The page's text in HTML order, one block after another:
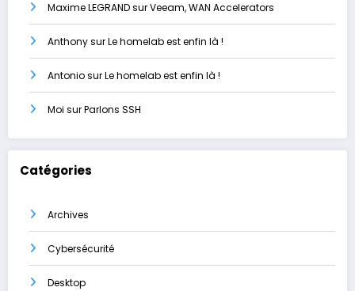
Maxime LEGRANDsurVeeam, WAN Accelerators
AnthonysurLe homelab est enfin là !
AntoniosurLe homelab est enfin là !
Moi surParlons SSH
Catégories
Archives
Cybersécurité
Desktop